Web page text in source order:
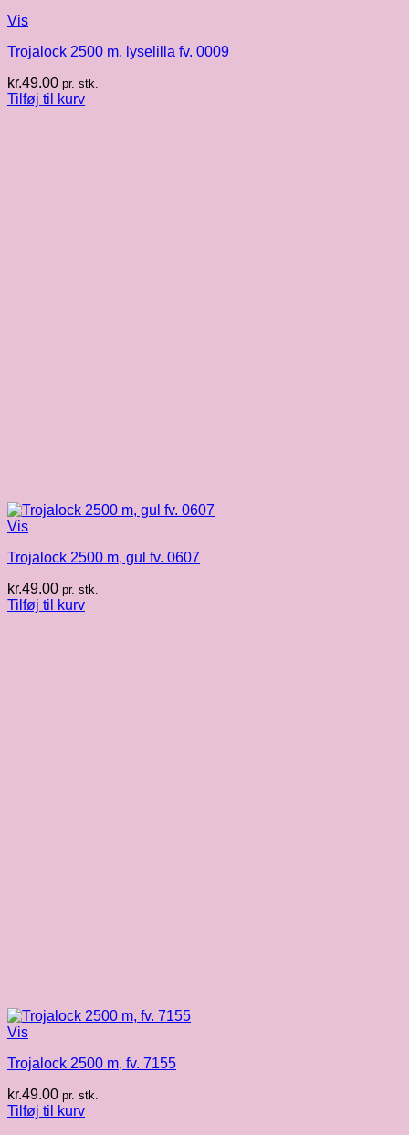
Vis
Trojalock 2500 m, lyselilla fv. 0009
kr.49.00 pr. stk.
Tilføj til kurv
Vis
Trojalock 2500 m, gul fv. 0607
kr.49.00 pr. stk.
Tilføj til kurv
Vis
Trojalock 2500 m, fv. 7155
kr.49.00 pr. stk.
Tilføj til kurv